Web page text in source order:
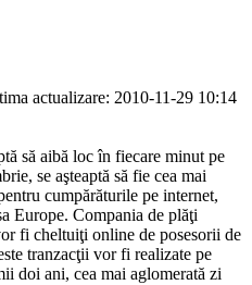
actualizare: 2010-11-29 10:14
să aibă loc în fiecare minut pe
se aşteaptă să fie cea mai
cumpărăturile pe internet,
Europe. Compania de plăţi
fi cheltuiţi online de posesorii de
tranzacţii vor fi realizate pe
doi ani, cea mai aglomerată zi